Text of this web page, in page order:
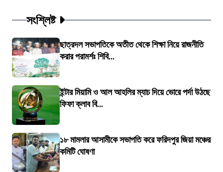
সংশ্লিষ্ট
ছাত্রদল সভাপতিকে অতীত থেকে শিক্ষা নিয়ে রাজনীতি
করার পরামর্শঃ শিবি...
ইন্টার মিয়ামি ও আল আহলির ম্যাচ দিয়ে ভোরে পর্দা উঠছে
ফিফা ক্লাব বি...
১৮ মামলার আসামীকে সভাপতি করে ফরিদপুর জিয়া মঞ্চের
কমিটি ঘোষণা